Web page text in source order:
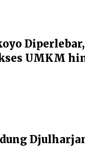
UMKM